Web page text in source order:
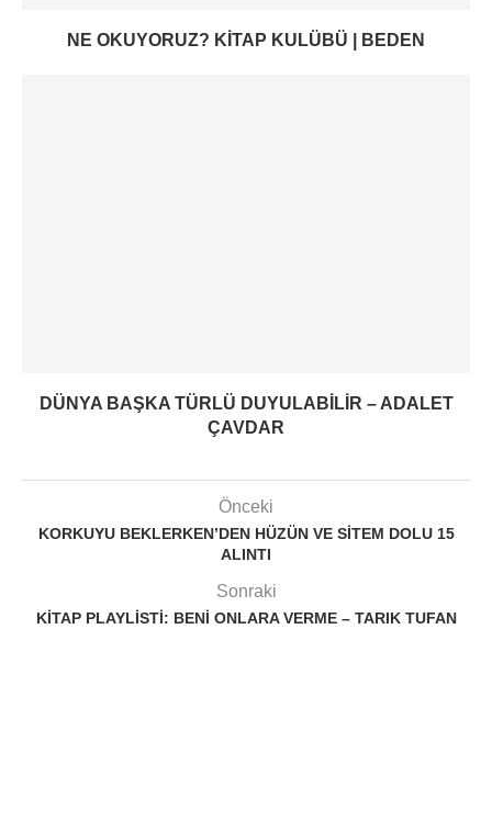
NE OKUYORUZ? KITAP KULÜBÜ | BEDEN
DÜNYA BAŞKA TÜRLÜ DUYULABILIR – ADALET
ÇAVDAR
Önceki
KORKUYU BEKLERKEN’DEN HÜZÜN VE SITEM DOLU 15
ALINTI
Sonraki
KITAP PLAYLISTI: BENI ONLARA VERME – TARIK TUFAN